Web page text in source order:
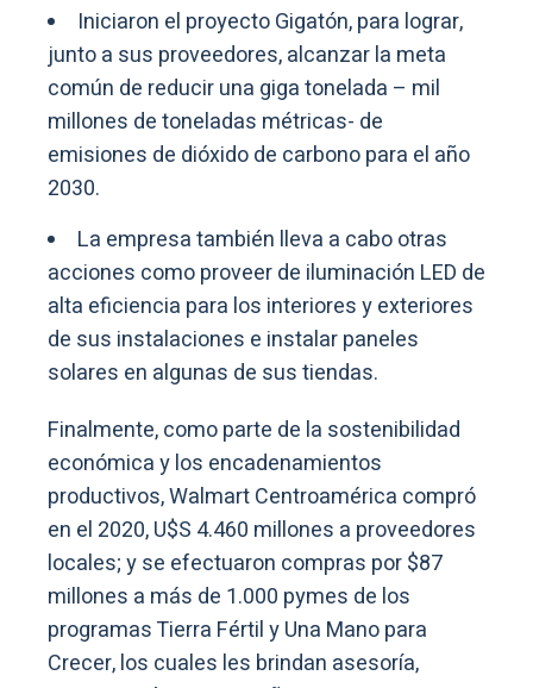
Iniciaron el proyecto Gigatón, para lograr,
junto a sus proveedores, alcanzar la meta
común de reducir una giga tonelada – mil
millones de toneladas métricas- de
emisiones de dióxido de carbono para el año
2030.
La empresa también lleva a cabo otras
acciones como proveer de iluminación LED de
alta eficiencia para los interiores y exteriores
de sus instalaciones e instalar paneles
solares en algunas de sus tiendas.
Finalmente, como parte de la sostenibilidad
económica y los encadenamientos
productivos, Walmart Centroamérica compró
en el 2020, U$S 4.460 millones a proveedores
locales; y se efectuaron compras por $87
millones a más de 1.000 pymes de los
programas Tierra Fértil y Una Mano para
Crecer, los cuales les brindan asesoría,